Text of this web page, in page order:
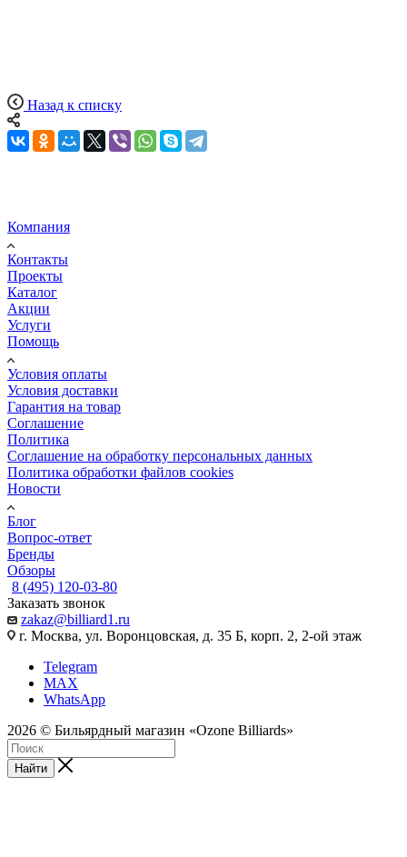
Назад к списку
Компания
Контакты
Проекты
Каталог
Акции
Услуги
Помощь
Условия оплаты
Условия доставки
Гарантия на товар
Соглашение
Политика
Соглашение на обработку персональных данных
Политика обработки файлов cookies
Новости
Блог
Вопрос-ответ
Бренды
Обзоры
8 (495) 120-03-80
Заказать звонок
zakaz@billiard1.ru
г. Москва, ул. Воронцовская, д. 35 Б, корп. 2, 2-ой этаж
Telegram
MAX
WhatsApp
2026 © Бильярдный магазин «Ozone Billiards»
Найти